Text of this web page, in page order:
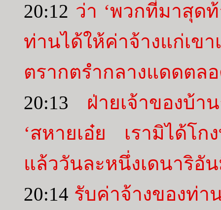
20:12 ว่า ‘พวกที่มาสุด
ท่านได้ให้ค่าจ้างแก่เข
ตรากตรำกลางแดดตล
20:13 ฝ่ายเจ้าของบ้
‘สหายเอ๋ย เรามิได้โ
แล้ววันละหนึ่งเดนาริอั
20:14 รับค่าจ้างของท่า